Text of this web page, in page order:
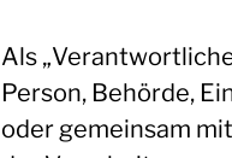
Als
Person, Behörde,
oder gemeinsam